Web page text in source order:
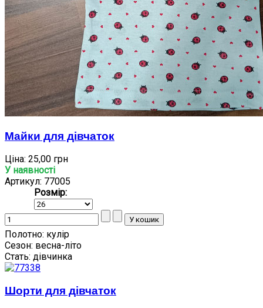
Майки для дівчаток
Ціна: 25,00 грн
У наявності
Артикул: 77005
Розмір:
Полотно: кулір
Сезон: весна-літо
Стать: дівчинка
Шорти для дівчаток